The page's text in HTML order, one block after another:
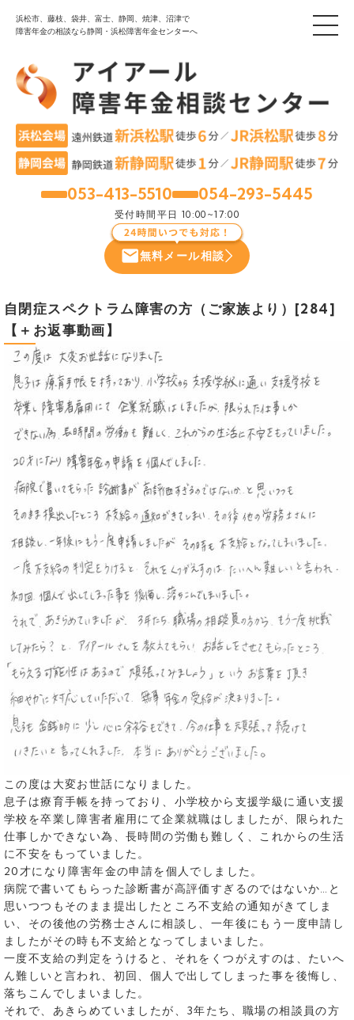
浜松市、藤枝、袋井、富士、静岡、焼津、沼津で
障害年金の相談なら静岡・浜松障害年金センターへ
053-413-5510 054-293-5445
受付時間 平日 10:00~17:00
無料メール相談
自閉症スペクトラム障害の方（ご家族より）[284]
【＋お返事動画】
この度は大変お世話になりました。
息子は療育手帳を持っており、小学校から支援学級に通い支援
学校を卒業し障害者雇用にて企業就職はしましたが、限られた
仕事しかできない為、長時間の労働も難しく、これからの生活
に不安をもっていました。
20才になり障害年金の申請を個人でしました。
病院で書いてもらった診断書が高評価すぎるのではないか…と
思いつつもそのまま提出したところ不支給の通知がきてしま
い、その後他の労務士さんに相談し、一年後にもう一度申請し
ましたがその時も不支給となってしまいました。
一度不支給の判定をうけると、それをくつがえすのは、たいへ
ん難しいと言われ、初回、個人で出してしまった事を後悔し、
落ちこんでしまいました。
それで、あきらめていましたが、3年たち、職場の相談員の方